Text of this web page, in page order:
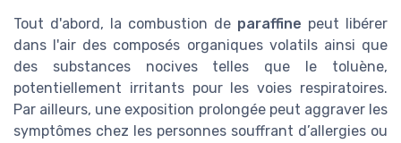
Tout d'abord, la combustion de paraffine peut libérer
dans l'air des composés organiques volatils ainsi que
des substances nocives telles que le toluène,
potentiellement irritants pour les voies respiratoires.
Par ailleurs, une exposition prolongée peut aggraver les
symptômes chez les personnes souffrant d’allergies ou